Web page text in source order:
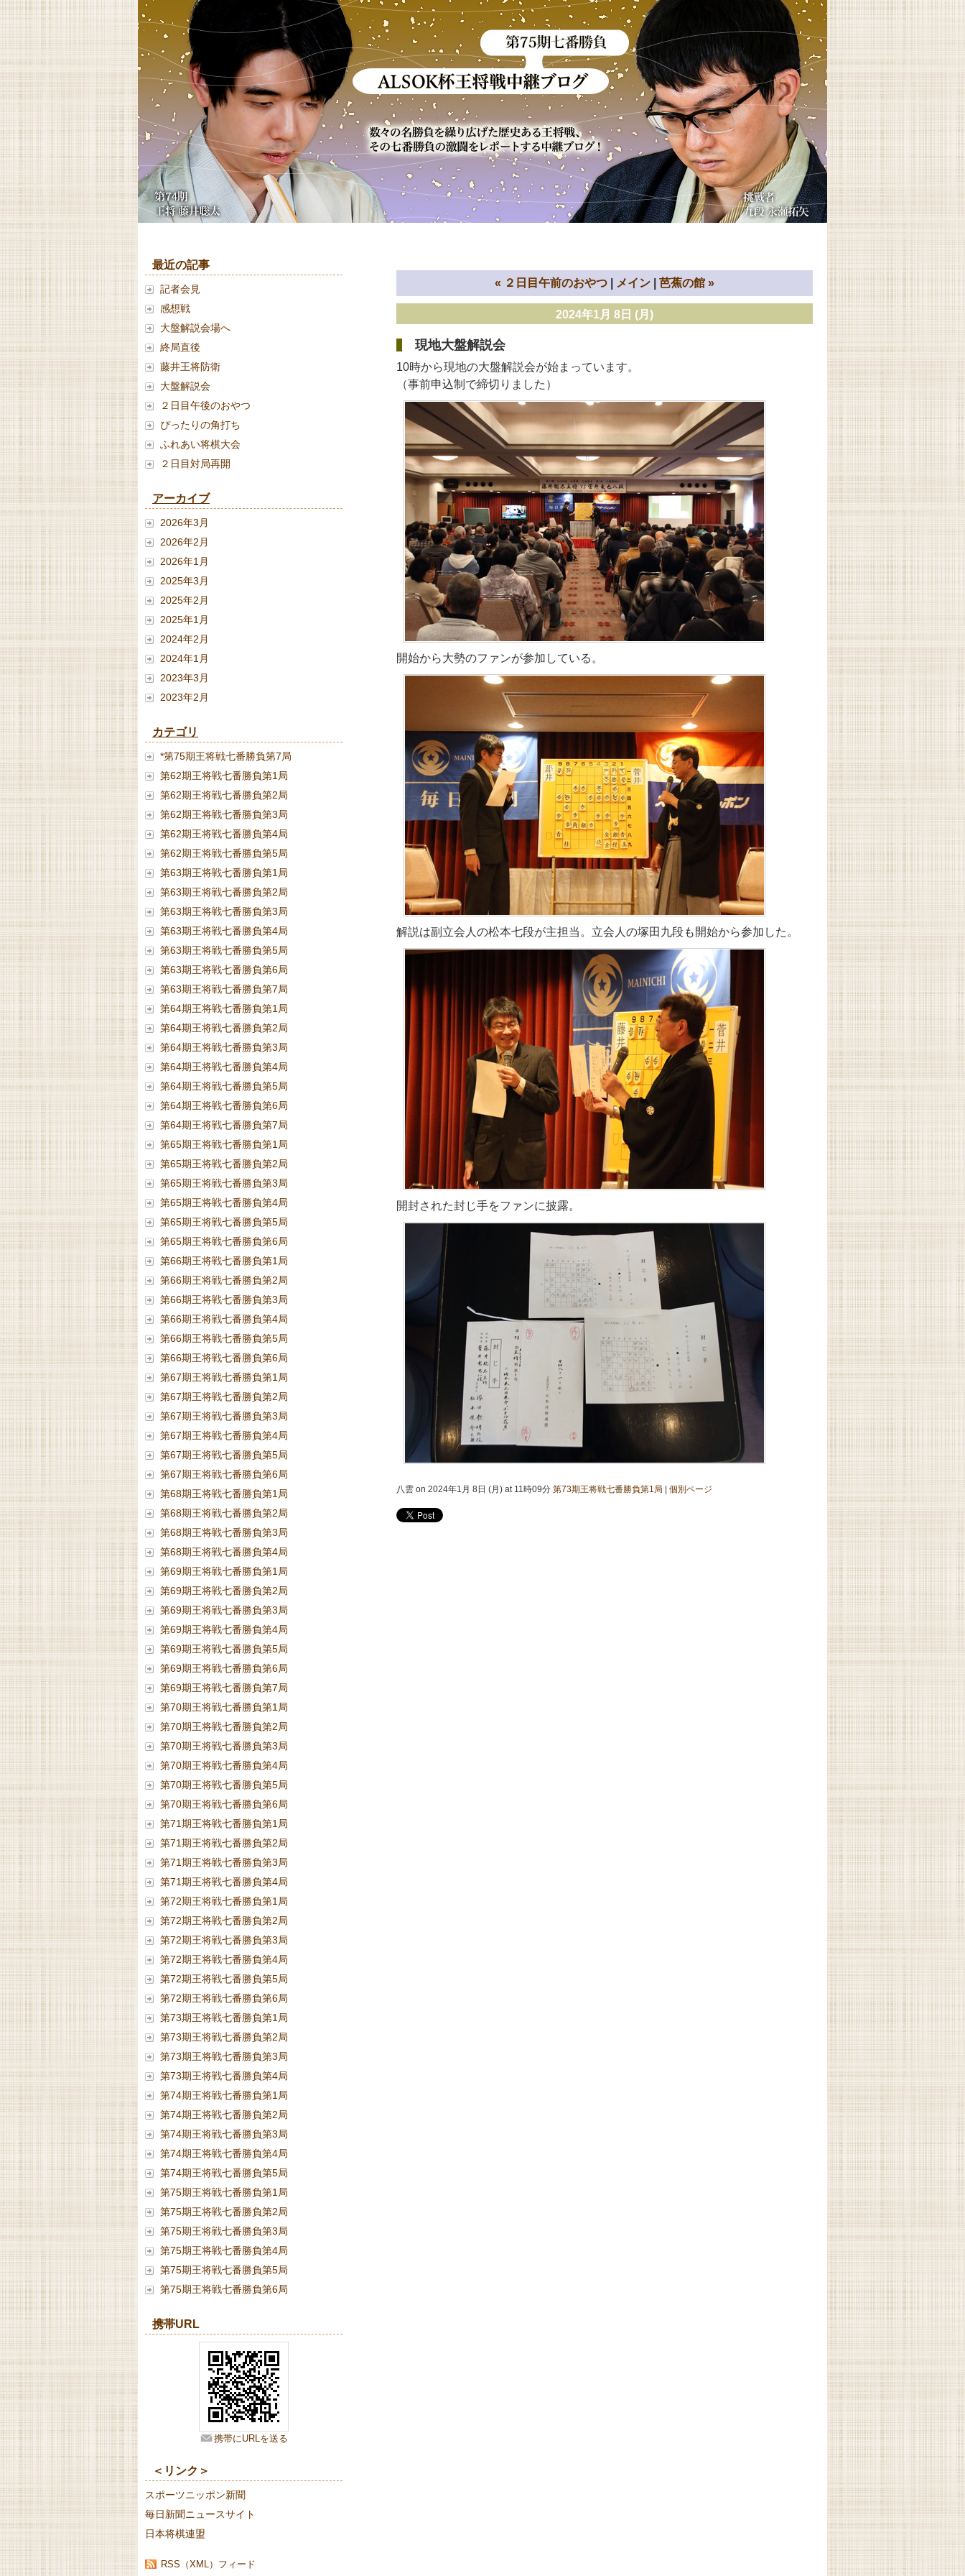
最近の記事
記者会見
感想戦
大盤解説会場へ
終局直後
藤井王将防衛
大盤解説会
２日目午後のおやつ
ぴったりの角打ち
ふれあい将棋大会
２日目対局再開
アーカイブ
2026年3月
2026年2月
2026年1月
2025年3月
2025年2月
2025年1月
2024年2月
2024年1月
2023年3月
2023年2月
カテゴリ
*第75期王将戦七番勝負第7局
第62期王将戦七番勝負第1局
第62期王将戦七番勝負第2局
第62期王将戦七番勝負第3局
第62期王将戦七番勝負第4局
第62期王将戦七番勝負第5局
第63期王将戦七番勝負第1局
第63期王将戦七番勝負第2局
第63期王将戦七番勝負第3局
第63期王将戦七番勝負第4局
第63期王将戦七番勝負第5局
第63期王将戦七番勝負第6局
第63期王将戦七番勝負第7局
第64期王将戦七番勝負第1局
第64期王将戦七番勝負第2局
第64期王将戦七番勝負第3局
第64期王将戦七番勝負第4局
第64期王将戦七番勝負第5局
第64期王将戦七番勝負第6局
第64期王将戦七番勝負第7局
第65期王将戦七番勝負第1局
第65期王将戦七番勝負第2局
第65期王将戦七番勝負第3局
第65期王将戦七番勝負第4局
第65期王将戦七番勝負第5局
第65期王将戦七番勝負第6局
第66期王将戦七番勝負第1局
第66期王将戦七番勝負第2局
第66期王将戦七番勝負第3局
第66期王将戦七番勝負第4局
第66期王将戦七番勝負第5局
第66期王将戦七番勝負第6局
第67期王将戦七番勝負第1局
第67期王将戦七番勝負第2局
第67期王将戦七番勝負第3局
第67期王将戦七番勝負第4局
第67期王将戦七番勝負第5局
第67期王将戦七番勝負第6局
第68期王将戦七番勝負第1局
第68期王将戦七番勝負第2局
第68期王将戦七番勝負第3局
第68期王将戦七番勝負第4局
第69期王将戦七番勝負第1局
第69期王将戦七番勝負第2局
第69期王将戦七番勝負第3局
第69期王将戦七番勝負第4局
第69期王将戦七番勝負第5局
第69期王将戦七番勝負第6局
第69期王将戦七番勝負第7局
第70期王将戦七番勝負第1局
第70期王将戦七番勝負第2局
第70期王将戦七番勝負第3局
第70期王将戦七番勝負第4局
第70期王将戦七番勝負第5局
第70期王将戦七番勝負第6局
第71期王将戦七番勝負第1局
第71期王将戦七番勝負第2局
第71期王将戦七番勝負第3局
第71期王将戦七番勝負第4局
第72期王将戦七番勝負第1局
第72期王将戦七番勝負第2局
第72期王将戦七番勝負第3局
第72期王将戦七番勝負第4局
第72期王将戦七番勝負第5局
第72期王将戦七番勝負第6局
第73期王将戦七番勝負第1局
第73期王将戦七番勝負第2局
第73期王将戦七番勝負第3局
第73期王将戦七番勝負第4局
第74期王将戦七番勝負第1局
第74期王将戦七番勝負第2局
第74期王将戦七番勝負第3局
第74期王将戦七番勝負第4局
第74期王将戦七番勝負第5局
第75期王将戦七番勝負第1局
第75期王将戦七番勝負第2局
第75期王将戦七番勝負第3局
第75期王将戦七番勝負第4局
第75期王将戦七番勝負第5局
第75期王将戦七番勝負第6局
携帯URL
携帯にURLを送る
＜リンク＞
スポーツニッポン新聞
毎日新聞ニュースサイト
日本将棋連盟
RSS（XML）フィード
« ２日目午前のおやつ メイン 芭蕉の館 »
2024年1月 8日 (月)
現地大盤解説会
10時から現地の大盤解説会が始まっています。
（事前申込制で締切りました）
開始から大勢のファンが参加している。
解説は副立会人の松本七段が主担当。立会人の塚田九段も開始から参加した。
開封された封じ手をファンに披露。
八雲 on 2024年1月 8日 (月) at 11時09分 第73期王将戦七番勝負第1局 個別ページ